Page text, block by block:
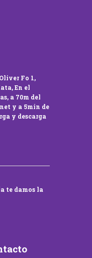
Fo 1,
En el
a 70m del
y a 5min de
y descarga
te damos la